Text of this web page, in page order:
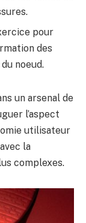
pour
des
noeud.
un arsenal de
l’aspect
utilisateur
la
complexes.